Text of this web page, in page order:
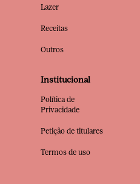
Lazer
Receitas
Outros
Institucional
Política de
Privacidade
Petição de titulares
Termos de uso